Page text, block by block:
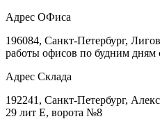
Адрес ОФиса
196084, Санкт-Петербург,
работы офисов по будним дням
Адрес Склада
192241, Санкт-Петербург,
29 лит Е, ворота №8